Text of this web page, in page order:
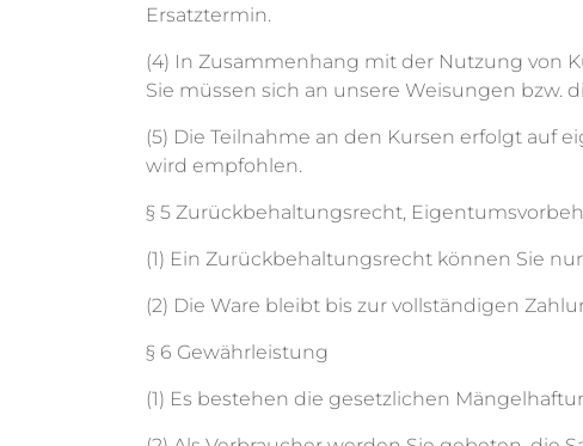
Ersatztermin.
(4) In Zusammenhang mit der Nutzung von
Sie müssen sich an unsere Weisungen bzw.
(5) Die Teilnahme an den Kursen erfolgt auf
wird empfohlen.
§ 5 Zurückbehaltungsrecht,
(1) Ein Zurückbehaltungsrecht können Sie
(2) Die Ware bleibt bis zur vollständigen
§ 6 Gewährleistung
(1) Es bestehen die gesetzlichen